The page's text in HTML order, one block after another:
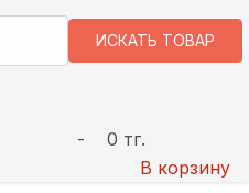
-
0 тг.
В корзину